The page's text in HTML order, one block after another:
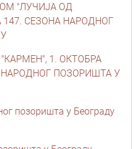
"ЛУЧИЈА ОД
СЕЗОНА НАРОДНОГ
1. ОКТОБРА
НАРОДНОГ ПОЗОРИШТА У
позоришта у Београду